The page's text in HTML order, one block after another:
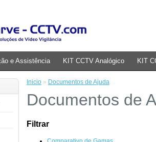
e Assistência KIT CCTV Analógico KIT
Inicio » Documentos de Ajuda
Documentos de
Filtrar